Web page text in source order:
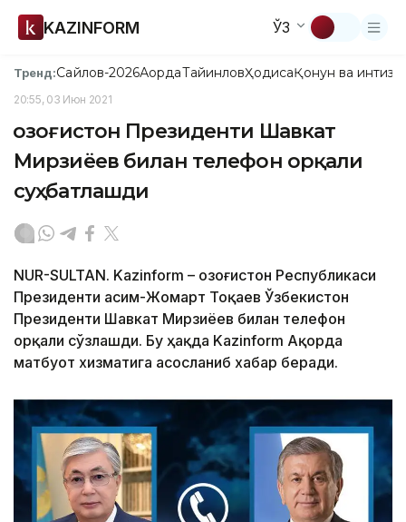
KAZINFORM ЎЗ
Тренд:Сайлов-2026АқордаТайинловҲодисаҚонун ва
20:55, 03 Июн 2021
Қозоғистон Президенти Шавкат
Мирзиёев билан телефон орқали
суҳбатлашди
NUR-SULTAN. Kazinform – Қозоғистон Республикаси
Президенти Қасим-Жомарт Тоқаев Ўзбекистон
Президенти Шавкат Мирзиёев билан телефон
орқали сўзлашди. Бу ҳақда Kazinform Ақорда
матбуот хизматига асосланиб хабар беради.